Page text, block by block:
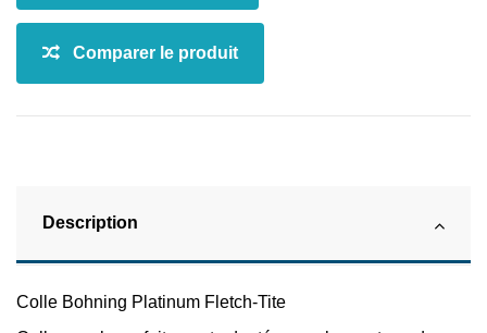
Description
Colle Bohning Platinum Fletch-Tite